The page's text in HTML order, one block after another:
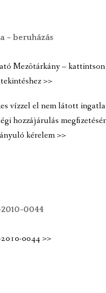
– beruházás
Mezõtárkány –
>>
vízzel el nem látott
hozzájárulás
kérelem >>
2010-0044
0044 >>